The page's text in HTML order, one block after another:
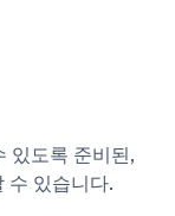
있도록 준비된,
수 있습니다.